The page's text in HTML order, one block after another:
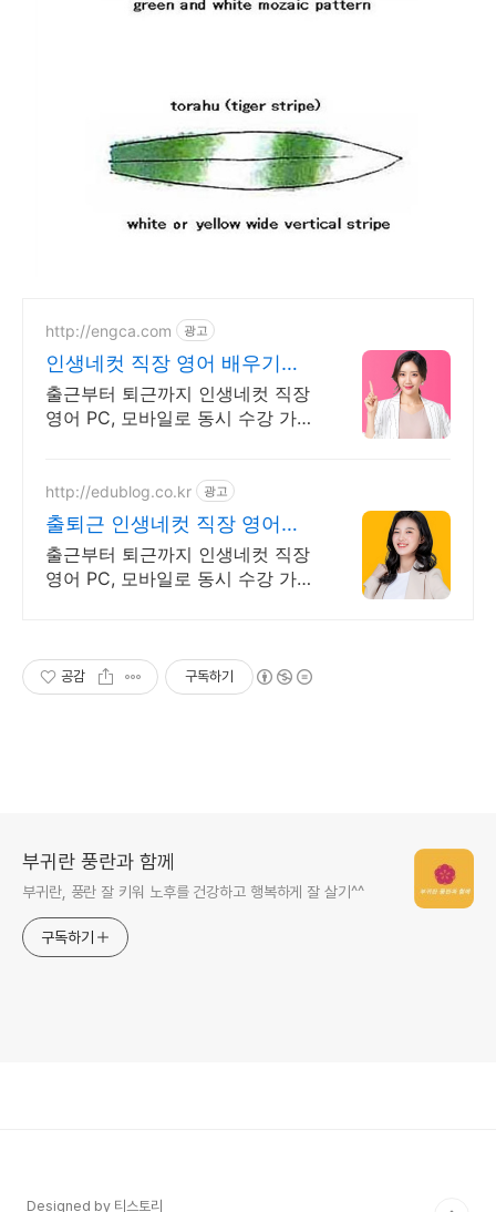
http://engca.com 광고
인생네컷 직장 영어 배우기
PC/스마트폰 동영상강의
출근부터 퇴근까지 인생네컷 직장
영어 PC, 모바일로 동시 수강 가능
http://edublog.co.kr 광고
출퇴근 인생네컷 직장 영어
PC/스마트폰 동영상강의
출근부터 퇴근까지 인생네컷 직장
영어 PC, 모바일로 동시 수강 가능
공감 구독하기
부귀란 풍란과 함께
부귀란, 풍란 잘 키워 노후를 건강하고 행복하게 잘 살기^^
구독하기
Designed by 티스토리